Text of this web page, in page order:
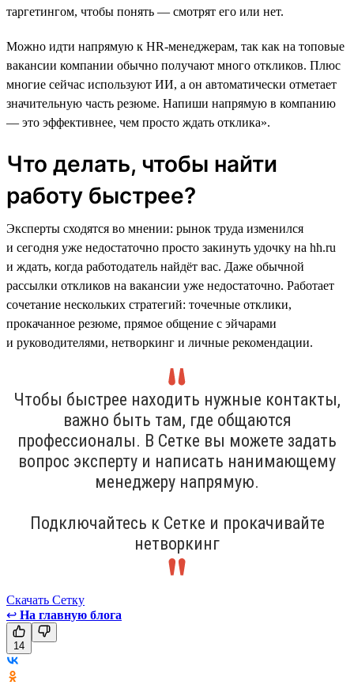
таргетингом, чтобы понять ― смотрят его или нет.
Можно идти напрямую к HR-менеджерам, так как на топовые
вакансии компании обычно получают много откликов. Плюс
многие сейчас используют ИИ, а он автоматически отметает
значительную часть резюме. Напиши напрямую в компанию
― это эффективнее, чем просто ждать отклика».
Что делать, чтобы найти
работу быстрее?
Эксперты сходятся во мнении: рынок труда изменился
и сегодня уже недостаточно просто закинуть удочку на hh.ru
и ждать, когда работодатель найдёт вас. Даже обычной
рассылки откликов на вакансии уже недостаточно. Работает
сочетание нескольких стратегий: точечные отклики,
прокачанное резюме, прямое общение с эйчарами
и руководителями, нетворкинг и личные рекомендации.
Чтобы быстрее находить нужные контакты,
важно быть там, где общаются
профессионалы. В Сетке вы можете задать
вопрос эксперту и написать нанимающему
менеджеру напрямую.
Подключайтесь к Сетке и прокачивайте
нетворкинг
Скачать Сетку
↩ На главную блога
14